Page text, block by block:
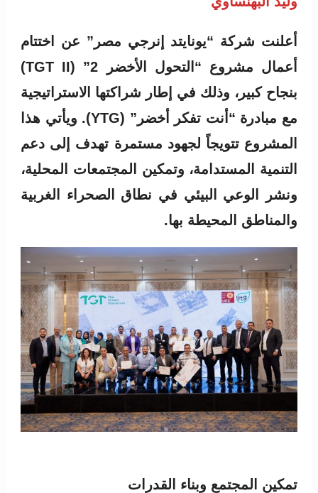
أعلنت شركة “يونايتد إنرجي مصر” عن اختتام
أعمال مشروع “التحول الأخضر 2” (TGT II)
بنجاح كبير، وذلك في إطار شراكتها الاستراتيجية
مع مبادرة “أنت تفكر أخضر” (YTG). ويأتي هذا
المشروع تتويجاً لجهود مستمرة تهدف إلى دعم
التنمية المستدامة، وتمكين المجتمعات المحلية،
ونشر الوعي البيئي في نطاق الصحراء الغربية
والمناطق المحيطة بها.
تمكين المجتمع وبناء القدرات